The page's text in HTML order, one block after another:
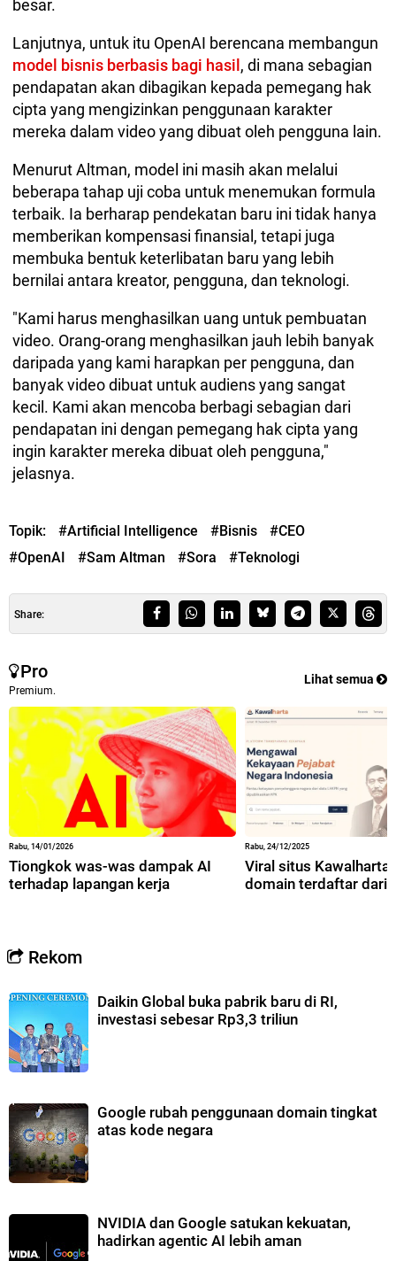
besar.
Lanjutnya, untuk itu OpenAI berencana membangun
model bisnis berbasis bagi hasil , di mana sebagian
pendapatan akan dibagikan kepada pemegang hak
cipta yang mengizinkan penggunaan karakter
mereka dalam video yang dibuat oleh pengguna lain.
Menurut Altman, model ini masih akan melalui
beberapa tahap uji coba untuk menemukan formula
terbaik. Ia berharap pendekatan baru ini tidak hanya
memberikan kompensasi finansial, tetapi juga
membuka bentuk keterlibatan baru yang lebih
bernilai antara kreator, pengguna, dan teknologi.
"Kami harus menghasilkan uang untuk pembuatan
video. Orang-orang menghasilkan jauh lebih banyak
daripada yang kami harapkan per pengguna, dan
banyak video dibuat untuk audiens yang sangat
kecil. Kami akan mencoba berbagi sebagian dari
pendapatan ini dengan pemegang hak cipta yang
ingin karakter mereka dibuat oleh pengguna,"
jelasnya.
Topik: #Artificial Intelligence #Bisnis
#CEO
#OpenAI
#Sam Altman #Sora #Teknologi
Share:
Pro
Premium.
Lihat semua
Rabu, 14/01/2026
Tiongkok was-was dampak AI
terhadap lapangan kerja
Rabu, 24/12/2025
Viral situs
domain terdaftar dari
Rekom
Daikin Global buka pabrik baru di RI,
investasi sebesar Rp3,3 triliun
Google rubah penggunaan domain tingkat
atas kode negara
NVIDIA dan Google satukan kekuatan,
hadirkan agentic AI lebih aman